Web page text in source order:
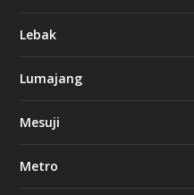
Lebak
Lumajang
Mesuji
Metro